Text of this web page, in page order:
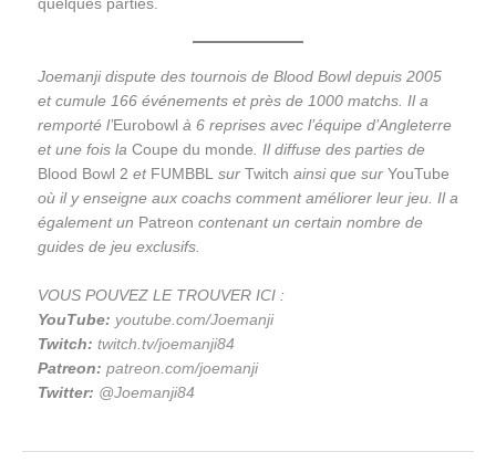
quelques parties.
Joemanji dispute des tournois de Blood Bowl depuis 2005
et cumule 166 événements et près de 1000 matchs. Il a
remporté l’Eurobowl à 6 reprises avec l’équipe d’Angleterre
et une fois la Coupe du monde. Il diffuse des parties de
Blood Bowl 2 et FUMBBLsur Twitch ainsi que sur YouTube
où il y enseigne aux coachs comment améliorer leur jeu. Il a
également un Patreon contenant un certain nombre de
guides de jeu exclusifs.
VOUS POUVEZ LE TROUVER ICI :
YouTube: youtube.com/Joemanji
Twitch: twitch.tv/joemanji84
Patreon: patreon.com/joemanji
Twitter: @Joemanji84